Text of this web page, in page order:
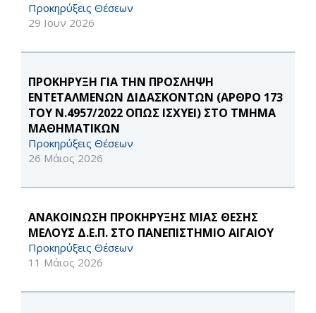
Προκηρύξεις Θέσεων
29 Ιουν 2026
ΠΡΟΚΗΡΥΞΗ ΓΙΑ ΤΗΝ ΠΡΟΣΛΗΨΗ
ΕΝΤΕΤΑΛΜΕΝΩΝ ΔΙΔΑΣΚΟΝΤΩΝ (ΑΡΘΡΟ 173
ΤΟΥ Ν.4957/2022 ΟΠΩΣ ΙΣΧΥΕΙ) ΣΤΟ ΤΜΗΜΑ
ΜΑΘΗΜΑΤΙΚΩΝ
Προκηρύξεις Θέσεων
26 Μάιος 2026
ΑΝΑΚΟΙΝΩΣΗ ΠΡΟΚΗΡΥΞΗΣ ΜΙΑΣ ΘΕΣΗΣ
ΜΕΛΟΥΣ Δ.Ε.Π. ΣΤΟ ΠΑΝΕΠΙΣΤΗΜΙΟ ΑΙΓΑΙΟΥ
Προκηρύξεις Θέσεων
11 Μάιος 2026